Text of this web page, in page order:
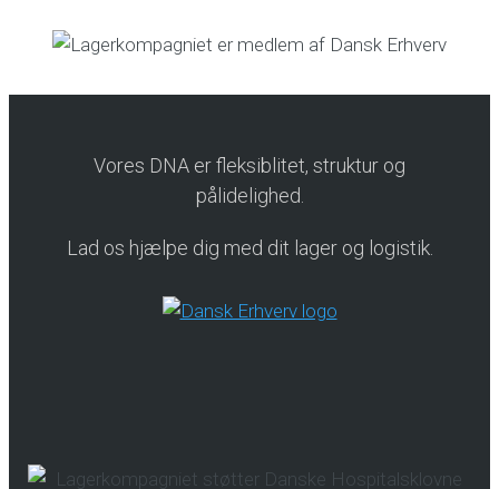
Vores DNA er fleksiblitet, struktur og
pålidelighed.
Lad os hjælpe dig med dit lager og logistik.